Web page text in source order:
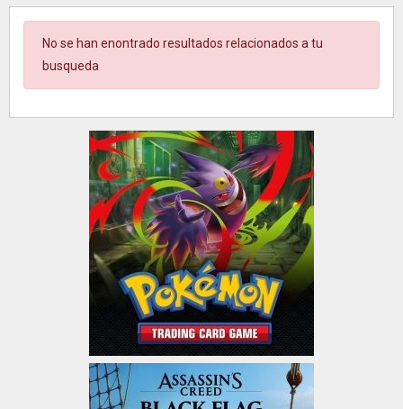
No se han enontrado resultados relacionados a tu
busqueda